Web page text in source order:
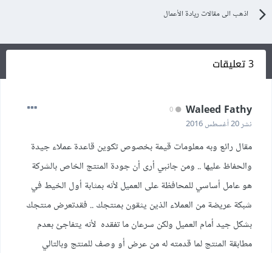
اذهب الى مقالات ريادة الأعمال
3 تعليقات
Waleed Fathy
نشر20 أغسطس 2016
مقال رائع وبه معلومات قيمة بخصوص تكوين قاعدة عملاء جيدة
والحفاظ عليها .. ومن جانبي أرى أن جودة المنتج الخاص بالشركة
هو عامل أساسي للمحافظة على العميل لأنه بمثابة أول الخيط في
شبكة عريضة من العملاء الذين يثقون بمنتجك .. فقدتعرض منتجك
بشكل جيد أمام العميل ولكن سرعان ما تفقده لأنه يتفاجئ بعدم
مطابقة المنتج لما قدمته له من عرض أو وصف للمنتج وبالتالي